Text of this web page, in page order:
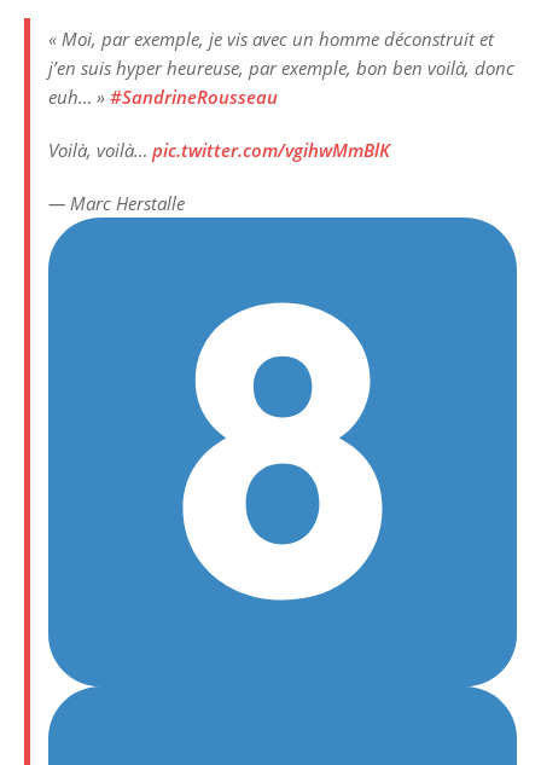
o
k
« Moi, par exemple, je vis avec un homme déconstruit et
j’en suis hyper heureuse, par exemple, bon ben voilà, donc
euh… » #SandrineRousseau
Voilà, voilà… pic.twitter.com/vgihwMmBlK
— Marc Herstalle